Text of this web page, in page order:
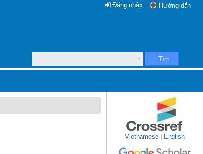
Hướng dẫn
Đăng nhập
Tìm
Vietnamese English